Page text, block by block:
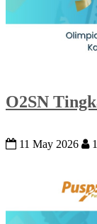
O2SN
11 May 2026